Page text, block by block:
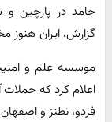
جامد در پارچین و
گزارش، ایران هنوز
موسسه علم و
فردو، نطنز و اصفهان